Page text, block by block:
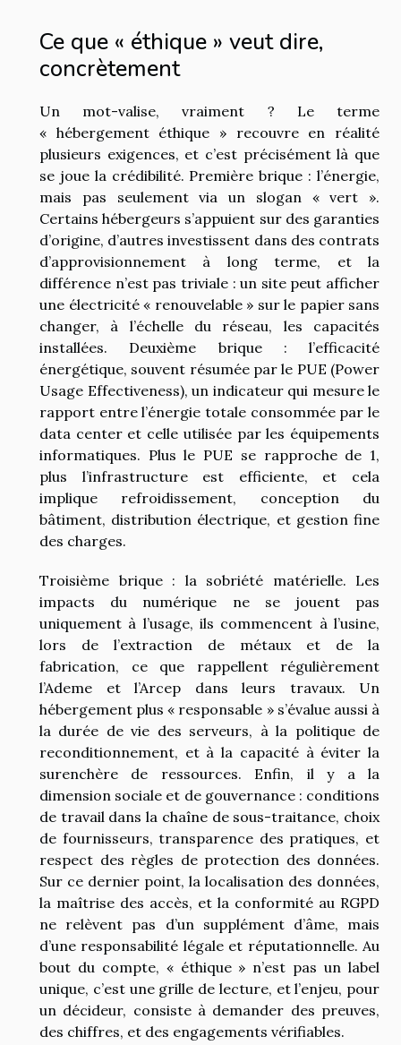
Ce que « éthique » veut dire,
concrètement
Un mot-valise, vraiment ? Le terme
« hébergement éthique » recouvre en réalité
plusieurs exigences, et c’est précisément là que
se joue la crédibilité. Première brique : l’énergie,
mais pas seulement via un slogan « vert ».
Certains hébergeurs s’appuient sur des garanties
d’origine, d’autres investissent dans des contrats
d’approvisionnement à long terme, et la
différence n’est pas triviale : un site peut afficher
une électricité « renouvelable » sur le papier sans
changer, à l’échelle du réseau, les capacités
installées. Deuxième brique : l’efficacité
énergétique, souvent résumée par le PUE (Power
Usage Effectiveness), un indicateur qui mesure le
rapport entre l’énergie totale consommée par le
data center et celle utilisée par les équipements
informatiques. Plus le PUE se rapproche de 1,
plus l’infrastructure est efficiente, et cela
implique refroidissement, conception du
bâtiment, distribution électrique, et gestion fine
des charges.
Troisième brique : la sobriété matérielle. Les
impacts du numérique ne se jouent pas
uniquement à l’usage, ils commencent à l’usine,
lors de l’extraction de métaux et de la
fabrication, ce que rappellent régulièrement
l’Ademe et l’Arcep dans leurs travaux. Un
hébergement plus « responsable » s’évalue aussi à
la durée de vie des serveurs, à la politique de
reconditionnement, et à la capacité à éviter la
surenchère de ressources. Enfin, il y a la
dimension sociale et de gouvernance : conditions
de travail dans la chaîne de sous-traitance, choix
de fournisseurs, transparence des pratiques, et
respect des règles de protection des données.
Sur ce dernier point, la localisation des données,
la maîtrise des accès, et la conformité au RGPD
ne relèvent pas d’un supplément d’âme, mais
d’une responsabilité légale et réputationnelle. Au
bout du compte, « éthique » n’est pas un label
unique, c’est une grille de lecture, et l’enjeu, pour
un décideur, consiste à demander des preuves,
des chiffres, et des engagements vérifiables.